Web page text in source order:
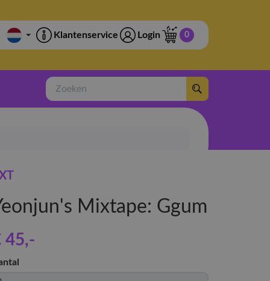
Klantenservice Login 0
Zoeken
Mixtape: Ggum
45,-